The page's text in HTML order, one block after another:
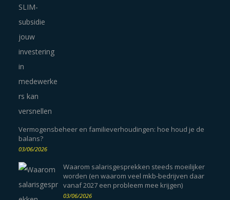
Vermogensbeheer en familieverhoudingen: hoe houd je de
balans?
03/06/2026
Waarom salarisgesprekken steeds moeilijker
worden (en waarom veel mkb-bedrijven daar
vanaf 2027 een probleem mee krijgen)
03/06/2026